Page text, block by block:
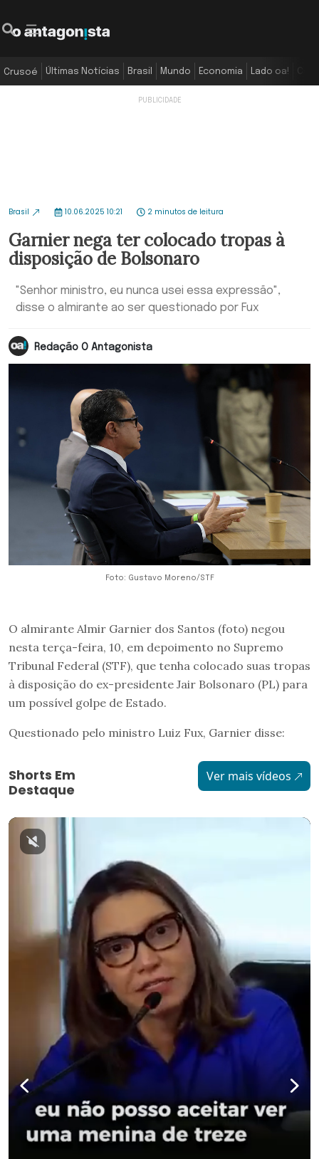
Crusoé Últimas Notícias Brasil Mundo Economia Lado oa!
Brasil 10.06.2025 10:21 2 minutos de leitura
Garnier nega ter colocado tropas à
disposição de Bolsonaro
"Senhor ministro, eu nunca usei essa expressão",
disse o almirante ao ser questionado por Fux
Redação O Antagonista
Foto: Gustavo Moreno/STF
O almirante Almir Garnier dos Santos (foto) negou
nesta terça-feira, 10, em depoimento no Supremo
Tribunal Federal (STF), que tenha colocado suas tropas
à disposição do ex-presidente Jair Bolsonaro (PL) para
um possível golpe de Estado.
Questionado pelo ministro Luiz Fux, Garnier disse:
Shorts Em
Destaque
Ver mais vídeos